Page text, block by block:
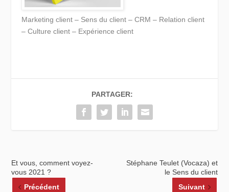
Marketing client – Sens du client – CRM – Relation client
– Culture client – Expérience client
PARTAGER:
Et vous, comment voyez-
vous 2021 ?
Précédent
Stéphane Teulet (Vocaza) et
le Sens du client
Suivant